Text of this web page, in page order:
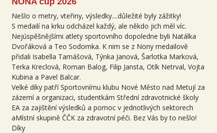
Nešlo o metry, vteřiny, výsledky....důležité byly zážitky!
S medailí na krku odcházel každý, ale někdo jich měl víc.
Nejúspěšnějšími atlety sportovního dopoledne byli Natálka
Dvořáková a Teo Sodomka. K nim se z Nony medailově
přidali Isabella Tamášová, Týnka Janová, Šarlotka Marková,
Terka Kreclová, Roman Balog, Filip Jansta, Otík Netrval, Vojta
Kubina a Pavel Balcar.
Velké díky patří Sportovnímu klubu Nové Město nad Metují za
zázemí a organizaci, studentkám Střední zdravotnické školy
EA za zajištění výsledků a pomoc v jednotlivých sektorech
aMístní skupině ČČK za zdravotní péči. Bez Vás by to nešlo!
Díky